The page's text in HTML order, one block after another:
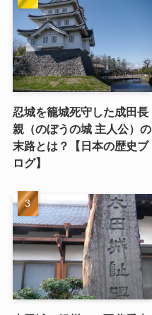
忍城を籠城死守した成田長
親（のぼうの城 主人公）の
末路とは？【日本の歴史ブ
ログ】